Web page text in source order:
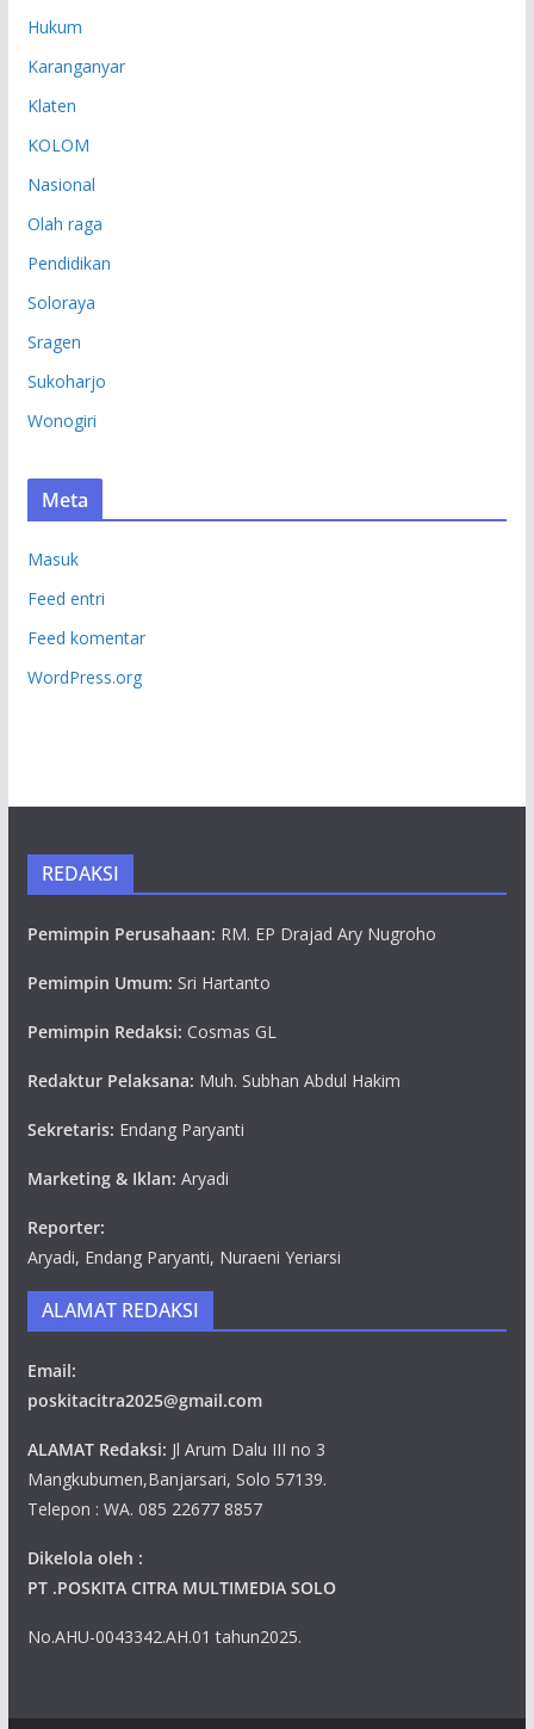
Hukum
Karanganyar
Klaten
KOLOM
Nasional
Olah raga
Pendidikan
Soloraya
Sragen
Sukoharjo
Wonogiri
Meta
Masuk
Feed entri
Feed komentar
WordPress.org
REDAKSI
Pemimpin Perusahaan: RM. EP Drajad Ary Nugroho
Pemimpin Umum: Sri Hartanto
Pemimpin Redaksi: Cosmas GL
Redaktur Pelaksana: Muh. Subhan Abdul Hakim
Sekretaris: Endang Paryanti
Marketing & Iklan: Aryadi
Reporter:
Aryadi, Endang Paryanti, Nuraeni Yeriarsi
ALAMAT REDAKSI
Email:
poskitacitra2025@gmail.com
ALAMAT Redaksi: Jl Arum Dalu III no 3
Mangkubumen,Banjarsari, Solo 57139.
Telepon : WA. 085 22677 8857
Dikelola oleh :
PT .POSKITA CITRA MULTIMEDIA SOLO
No.AHU-0043342.AH.01 tahun2025.